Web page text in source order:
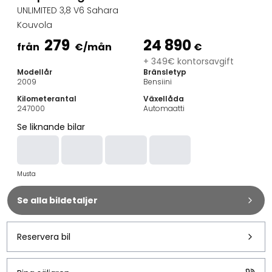
Kombibilar
Stadsbilar
Dragfordon
Kommersiella fordon
Auktionsbilar
Prisvärda bilar
Bilmärken
Audi
BMW
Kia
Mercedes-Benz
Polestar
Skoda
Tesla
UNLIMITED 3,8 V6 Sahara
Kouvola
från 279 €/mån 24 890 €
+ 349€ kontorsavgift
Modellår
2009
Bränsletyp
Bensiini
Kilometerantal
247000
Växellåda
Automaatti
Se liknande bilar
Musta
Se alla bildetaljer
Reservera bil